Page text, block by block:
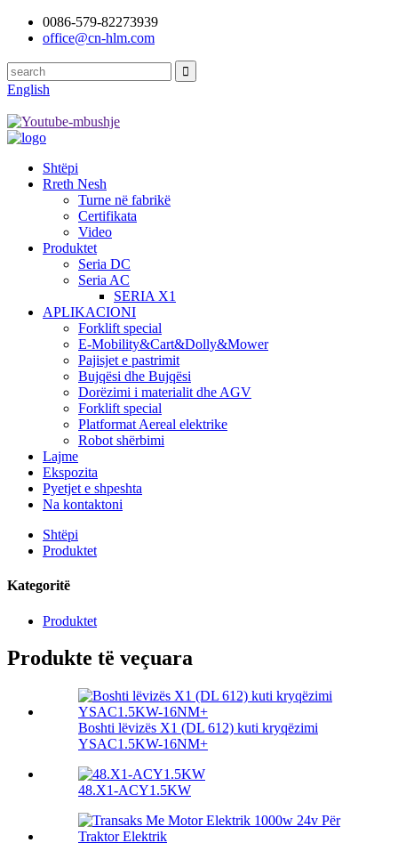
0086-579-82273939
office@cn-hlm.com
English
Shtëpi
Rreth Nesh
Turne në fabrikë
Certifikata
Video
Produktet
Seria DC
Seria AC
SERIA X1
APLIKACIONI
Forklift special
E-Mobility&Cart&Dolly&Mower
Pajisjet e pastrimit
Bujqësi dhe Bujqësi
Dorëzimi i materialit dhe AGV
Forklift special
Platformat Aereal elektrike
Robot shërbimi
Lajme
Ekspozita
Pyetjet e shpeshta
Na kontaktoni
Shtëpi
Produktet
Kategoritë
Produktet
Produkte të veçuara
Boshti lëvizës X1 (DL 612) kuti kryqëzimi
YSAC1.5KW-16NM+
48.X1-ACY1.5KW